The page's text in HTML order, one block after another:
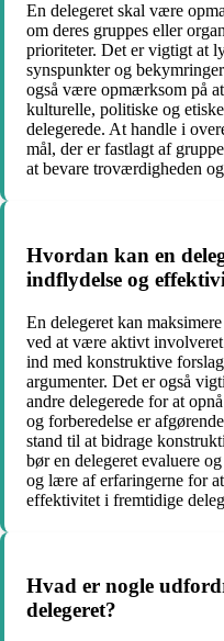
En delegeret skal være
om deres gruppes eller
prioriteter. Det er vigtigt at
synspunkter og
også være opmærksom på
kulturelle, politiske og
delegerede. At handle i
mål, der er fastlagt af
at bevare troværdigheden
Hvordan kan en
indflydelse og
En delegeret kan
ved at være aktivt
ind med konstruktive
argumenter. Det er også
andre delegerede for at
og forberedelse er
stand til at bidrage
bør en delegeret evaluere
og lære af erfaringerne for
effektivitet i fremtidige
Hvad er nogle
delegeret?